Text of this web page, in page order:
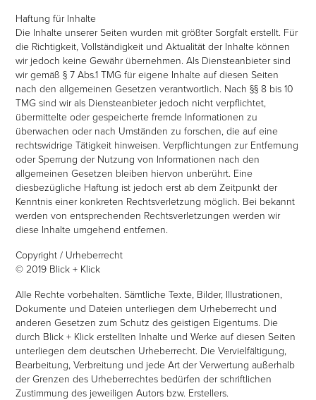
Haftung für Inhalte
Die Inhalte unserer Seiten wurden mit größter Sorgfalt erstellt. Für
die Richtigkeit, Vollständigkeit und Aktualität der Inhalte können
wir jedoch keine Gewähr übernehmen. Als Diensteanbieter sind
wir gemäß § 7 Abs.1 TMG für eigene Inhalte auf diesen Seiten
nach den allgemeinen Gesetzen verantwortlich. Nach §§ 8 bis 10
TMG sind wir als Diensteanbieter jedoch nicht verpflichtet,
übermittelte oder gespeicherte fremde Informationen zu
überwachen oder nach Umständen zu forschen, die auf eine
rechtswidrige Tätigkeit hinweisen. Verpflichtungen zur Entfernung
oder Sperrung der Nutzung von Informationen nach den
allgemeinen Gesetzen bleiben hiervon unberührt. Eine
diesbezügliche Haftung ist jedoch erst ab dem Zeitpunkt der
Kenntnis einer konkreten Rechtsverletzung möglich. Bei bekannt
werden von entsprechenden Rechtsverletzungen werden wir
diese Inhalte umgehend entfernen.
Copyright / Urheberrecht
© 2019 Blick + Klick
Alle Rechte vorbehalten. Sämtliche Texte, Bilder, Illustrationen,
Dokumente und Dateien unterliegen dem Urheberrecht und
anderen Gesetzen zum Schutz des geistigen Eigentums. Die
durch Blick + Klick erstellten Inhalte und Werke auf diesen Seiten
unterliegen dem deutschen Urheberrecht. Die Vervielfältigung,
Bearbeitung, Verbreitung und jede Art der Verwertung außerhalb
der Grenzen des Urheberrechtes bedürfen der schriftlichen
Zustimmung des jeweiligen Autors bzw. Erstellers.